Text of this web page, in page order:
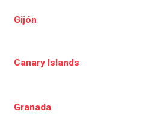
Gijón
Canary Islands
Granada